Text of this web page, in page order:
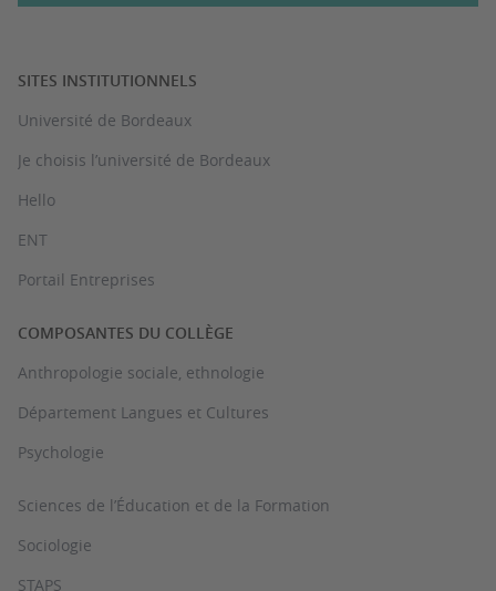
SITES INSTITUTIONNELS
Université de Bordeaux
Je choisis l’université de Bordeaux
Hello
ENT
Portail Entreprises
COMPOSANTES DU COLLÈGE
Anthropologie sociale, ethnologie
Département Langues et Cultures
Psychologie
Sciences de l’Éducation et de la Formation
Sociologie
STAPS